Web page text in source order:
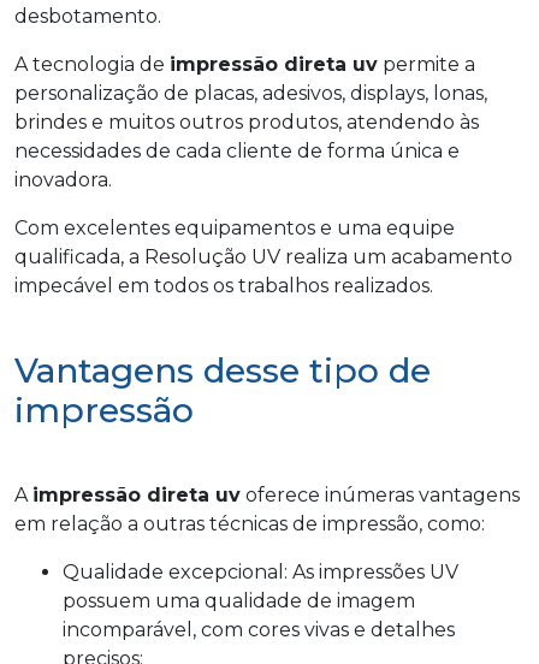
desbotamento.
A tecnologia de impressão direta uv permite a
personalização de placas, adesivos, displays, lonas,
brindes e muitos outros produtos, atendendo às
necessidades de cada cliente de forma única e
inovadora.
Com excelentes equipamentos e uma equipe
qualificada, a Resolução UV realiza um acabamento
impecável em todos os trabalhos realizados.
Vantagens desse tipo de
impressão
A impressão direta uv oferece inúmeras vantagens
em relação a outras técnicas de impressão, como:
Qualidade excepcional: As impressões UV
possuem uma qualidade de imagem
incomparável, com cores vivas e detalhes
precisos;